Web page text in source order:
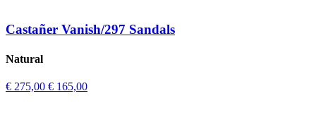
Castañer Vanish/297 Sandals
Natural
€ 275,00 € 165,00